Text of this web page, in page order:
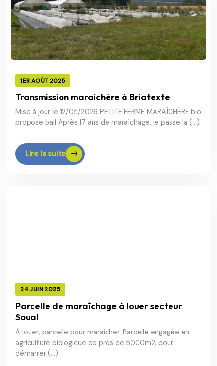
1ER AOÛT 2025
Transmission maraichère à Briatexte
Mise à jour le 12/05/2026 PETITE FERME MARAÎCHÈRE bio
propose bail Après 17 ans de maraîchage, je passe la (…)
Lire la suite
24 JUIN 2025
Parcelle de maraîchage à louer secteur
Soual
À louer, parcelle pour maraicher. Parcelle engagée en
agriculture biologique de près de 5000m2, pour
démarrer (…)